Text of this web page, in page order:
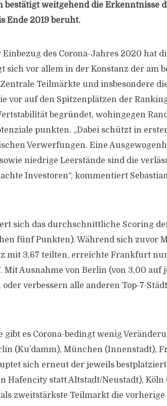
weitgehend die Erkenntnisse
Ende 2019 beruht.
des Corona-Jahres 2020 hat
sich vor allem in der Konstanz der am
Teilmärkte und insbesondere
vor auf den Spitzenplätzen der
begründet, wohingegen
punkten. „Dabei schützt in
Verwerfungen. Eine
niedrige Leerstände sind die
Investoren“, kommentiert
sich das durchschnittliche Scoring
fünf Punkten). Während sich zuvor
mit 3,67 teilten, erreichte Frankfurt
Mit Ausnahme von Berlin (von 3,00 auf
oder verbessern alle anderen Top-7-
gibt es Corona-bedingt wenig
(Ku’damm), München (Innenstadt),
sich erneut der jeweils
Hafencity statt Altstadt/Neustadt),
zweitstärkste Teilmarkt die